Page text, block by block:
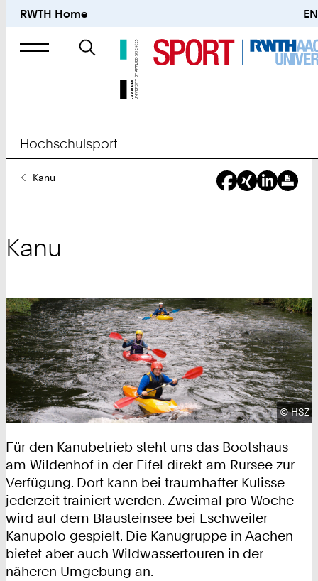
RWTH Home EN
Suche
nach
Hochschulsport
SieKanu
Kanu
©HSZ
Für den Kanubetrieb steht uns das Bootshaus
am Wildenhof in der Eifel direkt am Rursee zur
Verfügung. Dort kann bei traumhafter Kulisse
jederzeit trainiert werden. Zweimal pro Woche
wird auf dem Blausteinsee bei Eschweiler
Kanupolo gespielt. Die Kanugruppe in Aachen
bietet aber auch Wildwassertouren in der
näheren Umgebung an.